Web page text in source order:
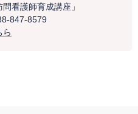
看護師育成講座」
847-8579
ら